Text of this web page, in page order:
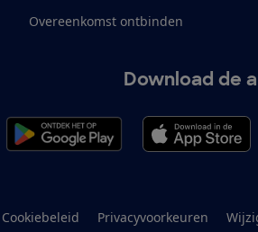
Overeenkomst ontbinden
Download de
Cookiebeleid Privacyvoorkeuren